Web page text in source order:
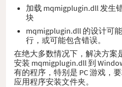
加载 mqmigplugin.dll 发生
块
mqmigplugin.dll 的设计可
行，或可能包含错误。
在绝大多数情况下，解决方案
安装 mqmigplugin.dll 到
有的程序，特别是 PC 游戏，
应用程序安装文件夹。